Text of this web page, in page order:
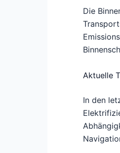
Die
Aktuelle
In den